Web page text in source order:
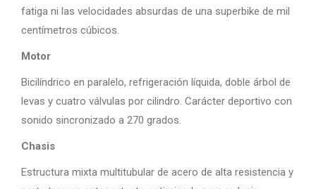
fatiga ni las velocidades absurdas de una superbike de mil
centímetros cúbicos.
Motor
Bicilíndrico en paralelo, refrigeración líquida, doble árbol de
levas y cuatro válvulas por cilindro. Carácter deportivo con
sonido sincronizado a 270 grados.
Chasis
Estructura mixta multitubular de acero de alta resistencia y